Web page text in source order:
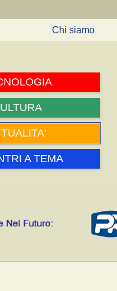
Chi siamo
A TEMA